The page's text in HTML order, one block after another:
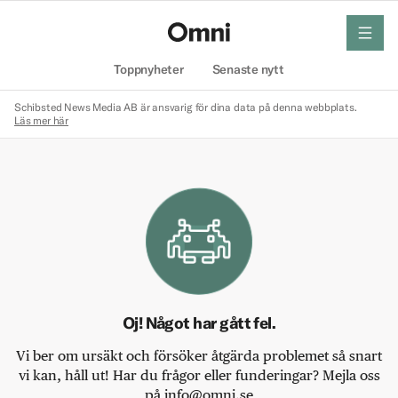
Toppnyheter Senaste nytt
meny
Schibsted News Media AB är ansvarig för dina data på denna webbplats.
Läs mer här
Oj! Något har gått fel.
Vi ber om ursäkt och försöker åtgärda problemet så snart
vi kan, håll ut! Har du frågor eller funderingar? Mejla oss